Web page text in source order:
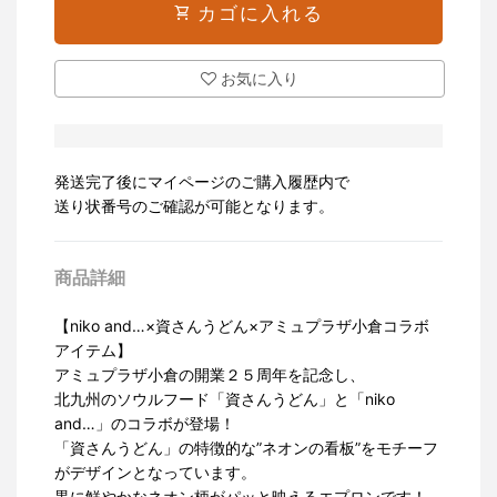
shopping_cart カゴに入れる
お気に入り
発送完了後にマイページのご購入履歴内で
送り状番号のご確認が可能となります。
【niko and…×資さんうどん×アミュプラザ小倉コラボ
アイテム】
アミュプラザ小倉の開業２５周年を記念し、
北九州のソウルフード「資さんうどん」と「niko
and…」のコラボが登場！
「資さんうどん」の特徴的な”ネオンの看板”をモチーフ
がデザインとなっています。